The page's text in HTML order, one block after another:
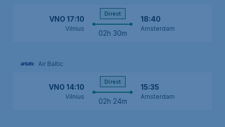
VNO 17:10
Vilnius
Direct
02h 30m
18:40
Amsterdam
Air Baltic
VNO 14:10
Vilnius
Direct
02h 24m
15:35
Amsterdam